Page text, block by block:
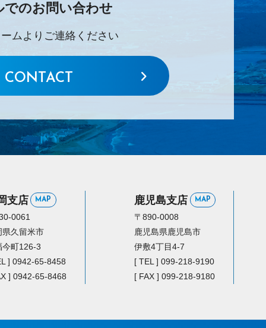
でのお問い合わせ
ムよりご連絡ください
CONTACT
支店 MAP
0061
県久留米市
今町126-3
] 0942-65-8458
] 0942-65-8468
鹿児島支店 MAP
〒890-0008
鹿児島県鹿児島市
伊敷4丁目4-7
[ TEL ] 099-218-9190
[ FAX ] 099-218-9180